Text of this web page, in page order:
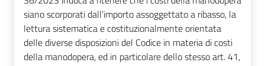
siano scorporati dall’importo assoggettato a ribasso, la
lettura sistematica e costituzionalmente orientata
delle diverse disposizioni del Codice in materia di costi
della manodopera, ed in particolare dello stesso art. 41,